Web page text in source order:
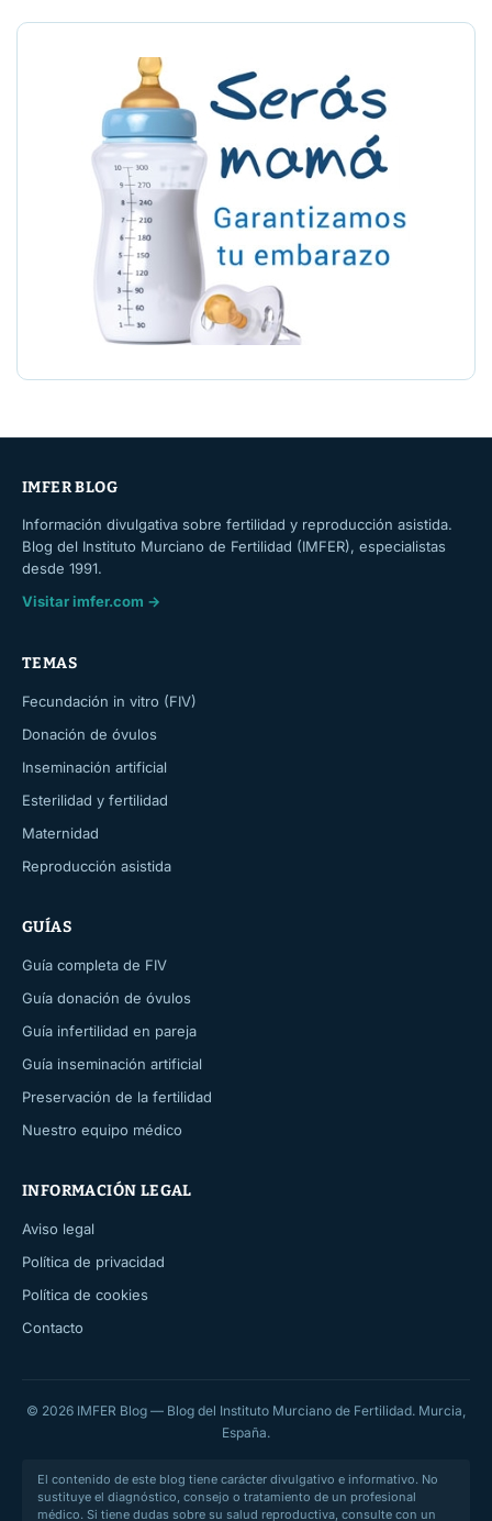
IMFER BLOG
Información divulgativa sobre fertilidad y reproducción asistida.
Blog del Instituto Murciano de Fertilidad (IMFER), especialistas
desde 1991.
Visitar imfer.com →
TEMAS
Fecundación in vitro (FIV)
Donación de óvulos
Inseminación artificial
Esterilidad y fertilidad
Maternidad
Reproducción asistida
GUÍAS
Guía completa de FIV
Guía donación de óvulos
Guía infertilidad en pareja
Guía inseminación artificial
Preservación de la fertilidad
Nuestro equipo médico
INFORMACIÓN LEGAL
Aviso legal
Política de privacidad
Política de cookies
Contacto
© 2026 IMFER Blog — Blog del Instituto Murciano de Fertilidad. Murcia,
España.
El contenido de este blog tiene carácter divulgativo e informativo. No
sustituye el diagnóstico, consejo o tratamiento de un profesional
médico. Si tiene dudas sobre su salud reproductiva, consulte con un